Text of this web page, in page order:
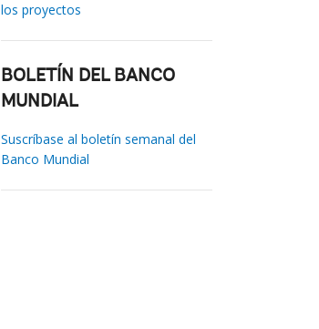
los proyectos
BOLETÍN DEL BANCO
MUNDIAL
Suscríbase al boletín semanal del
Banco Mundial